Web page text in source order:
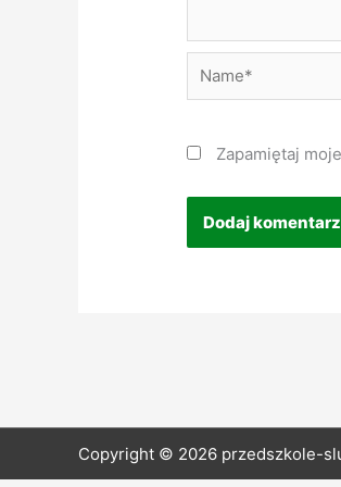
Name*
Zapamiętaj
Copyright © 2026 przedszkole-